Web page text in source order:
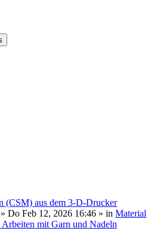
(CSM) aus dem 3-D-Drucker
» Do Feb 12, 2026 16:46 » in Material
mit Garn und Nadeln